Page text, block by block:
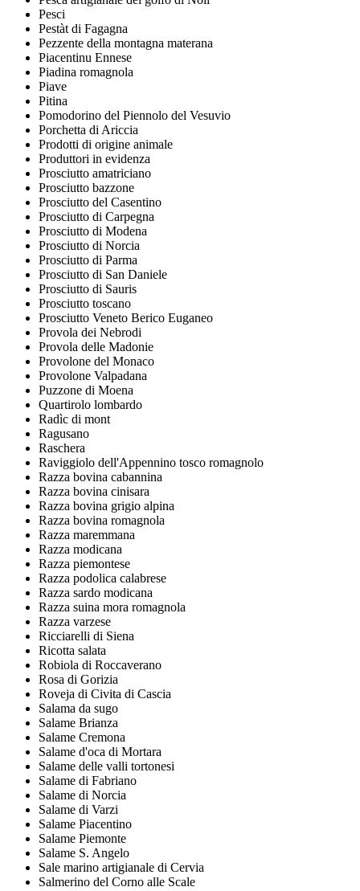
Pesci
Pestàt di Fagagna
Pezzente della montagna materana
Piacentinu Ennese
Piadina romagnola
Piave
Pitina
Pomodorino del Piennolo del Vesuvio
Porchetta di Ariccia
Prodotti di origine animale
Produttori in evidenza
Prosciutto amatriciano
Prosciutto bazzone
Prosciutto del Casentino
Prosciutto di Carpegna
Prosciutto di Modena
Prosciutto di Norcia
Prosciutto di Parma
Prosciutto di San Daniele
Prosciutto di Sauris
Prosciutto toscano
Prosciutto Veneto Berico Euganeo
Provola dei Nebrodi
Provola delle Madonie
Provolone del Monaco
Provolone Valpadana
Puzzone di Moena
Quartirolo lombardo
Radìc di mont
Ragusano
Raschera
Raviggiolo dell'Appennino tosco romagnolo
Razza bovina cabannina
Razza bovina cinisara
Razza bovina grigio alpina
Razza bovina romagnola
Razza maremmana
Razza modicana
Razza piemontese
Razza podolica calabrese
Razza sardo modicana
Razza suina mora romagnola
Razza varzese
Ricciarelli di Siena
Ricotta salata
Robiola di Roccaverano
Rosa di Gorizia
Roveja di Civita di Cascia
Salama da sugo
Salame Brianza
Salame Cremona
Salame d'oca di Mortara
Salame delle valli tortonesi
Salame di Fabriano
Salame di Norcia
Salame di Varzi
Salame Piacentino
Salame Piemonte
Salame S. Angelo
Sale marino artigianale di Cervia
Salmerino del Corno alle Scale